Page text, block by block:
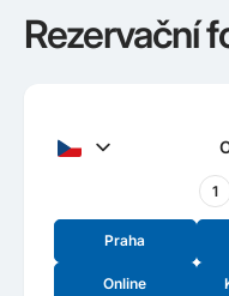
Rezervační
1
Praha
Online